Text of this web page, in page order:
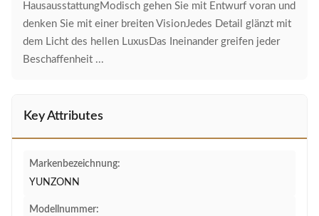
HausausstattungModisch gehen Sie mit Entwurf voran und
denken Sie mit einer breiten VisionJedes Detail glänzt mit
dem Licht des hellen LuxusDas Ineinander greifen jeder
Beschaffenheit ...
Key Attributes
Markenbezeichnung:
YUNZONN
Modellnummer: